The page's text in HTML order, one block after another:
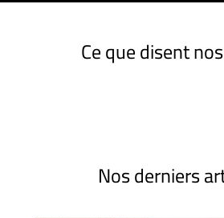
Ce que disent
Nos derniers